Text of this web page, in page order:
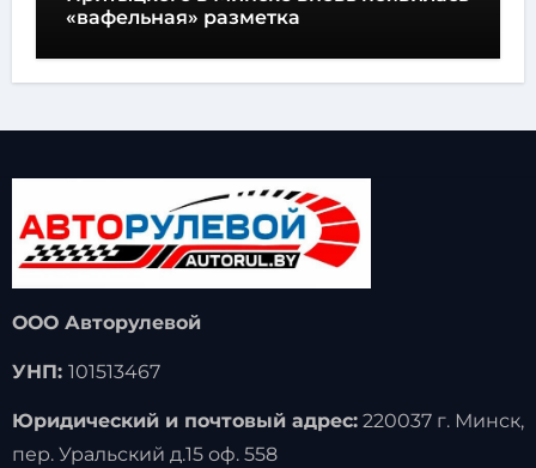
«вафельная» разметка
ООО Авторулевой
УНП: 101513467
Юридический и почтовый адрес:220037 г. Минск,
пер. Уральский д.15 оф. 558